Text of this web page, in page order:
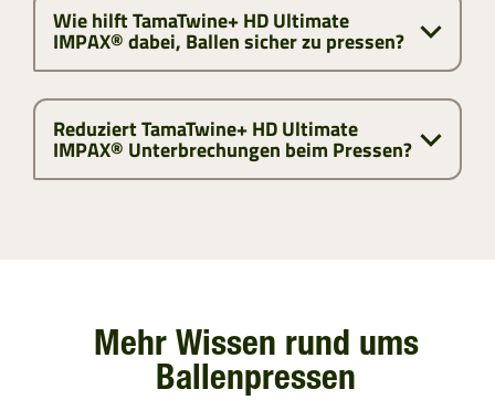
Wie hilft TamaTwine+ HD Ultimate
IMPAX® dabei, Ballen sicher zu pressen?
Reduziert TamaTwine+ HD Ultimate
IMPAX® Unterbrechungen beim Pressen?
Mehr Wissen rund ums
Ballenpressen